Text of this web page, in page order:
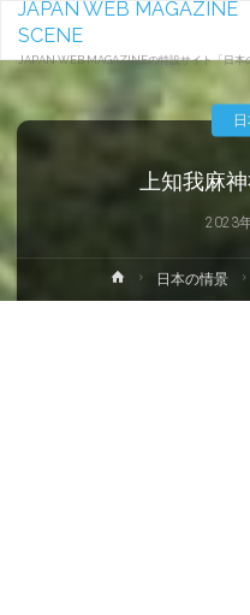
JAPAN WEB
SCENE
JAPAN WEB MAGAZINEの特設サイト「日本
上知我麻
2023
ホ
ー
日本の情景